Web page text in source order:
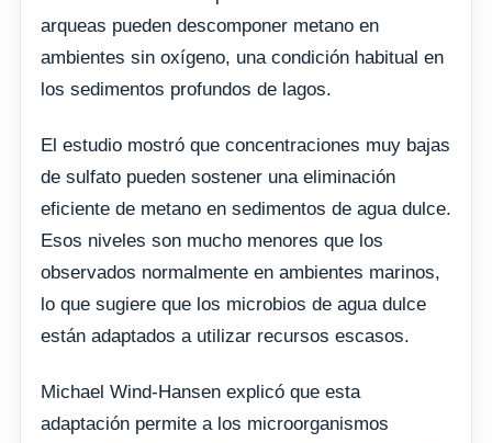
arqueas pueden descomponer metano en
ambientes sin oxígeno, una condición habitual en
los sedimentos profundos de lagos.
El estudio mostró que concentraciones muy bajas
de sulfato pueden sostener una eliminación
eficiente de metano en sedimentos de agua dulce.
Esos niveles son mucho menores que los
observados normalmente en ambientes marinos,
lo que sugiere que los microbios de agua dulce
están adaptados a utilizar recursos escasos.
Michael Wind-Hansen explicó que esta
adaptación permite a los microorganismos